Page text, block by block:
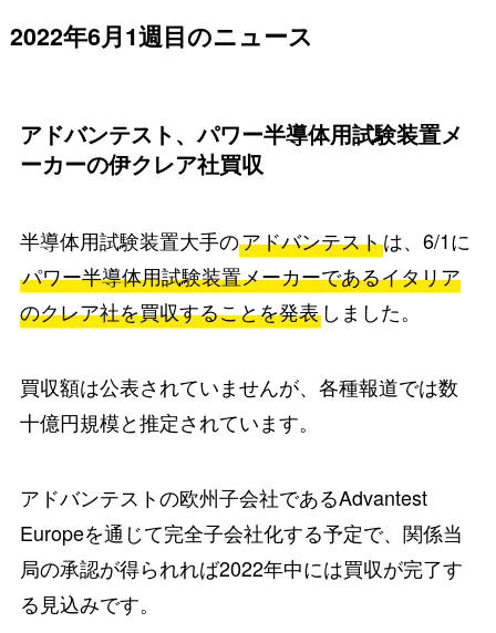
2022年6月1週目のニュース
アドバンテスト、パワー半導体用試験装置メ
ーカーの伊クレア社買収
半導体用試験装置大手のアドバンテストは、6/1に
パワー半導体用試験装置メーカーであるイタリア
のクレア社を買収することを発表しました。
買収額は公表されていませんが、各種報道では数
十億円規模と推定されています。
アドバンテストの欧州子会社であるAdvantest
Europeを通じて完全子会社化する予定で、関係当
局の承認が得られれば2022年中には買収が完了す
る見込みです。